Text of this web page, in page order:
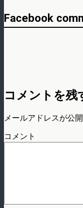
Facebook
コメントを残
メールアドレスが公
コメント